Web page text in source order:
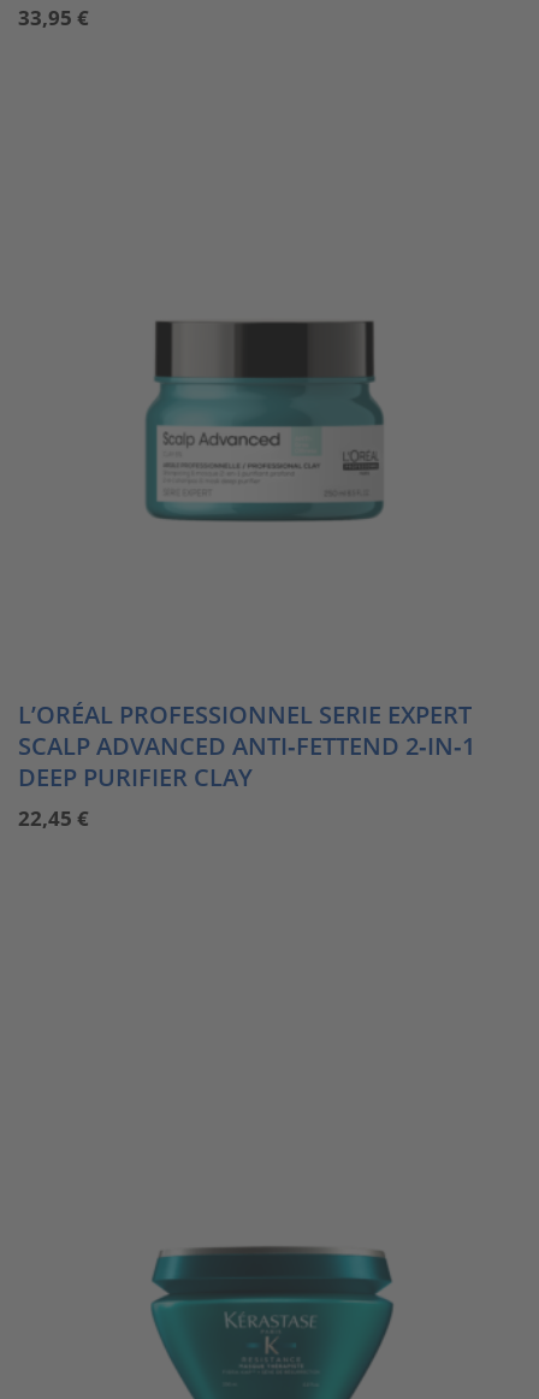
33,95 €
L’ORÉAL PROFESSIONNEL SERIE EXPERT
SCALP ADVANCED ANTI‑FETTEND 2‑IN‑1
DEEP PURIFIER CLAY
22,45 €